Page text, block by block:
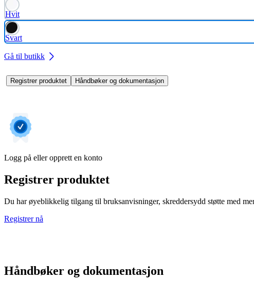
Hvit
Svart
Gå til butikk
Registrer produktet Håndbøker og dokumentasjon
Logg på eller opprett en konto
Registrer produktet
Du har øyeblikkelig tilgang til bruksanvisninger, skreddersydd støtte med
Registrer nå
Håndbøker og dokumentasjon